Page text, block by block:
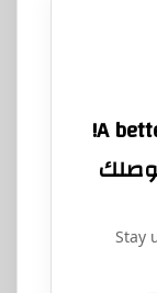
A
Stay